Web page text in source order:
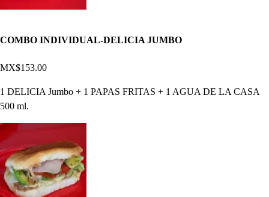
COMBO INDIVIDUAL-DELICIA JUMBO
MX$153.00
1 DELICIA Jumbo + 1 PAPAS FRITAS + 1 AGUA DE LA CASA
500 ml.